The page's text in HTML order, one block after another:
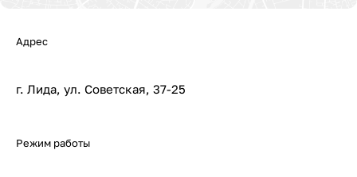
Адрес
г. Лида, ул. Советская, 37-25
Режим работы